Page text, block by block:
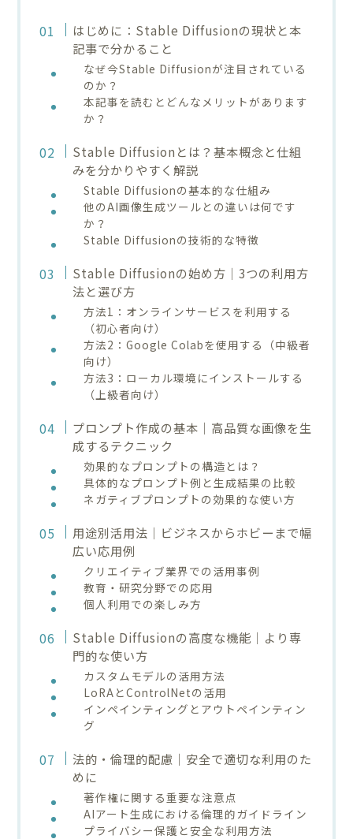
はじめに：Stable Diffusionの現状と本
記事で分かること
なぜ今Stable Diffusionが注目されている
のか？
本記事を読むとどんなメリットがあります
か？
Stable Diffusionとは？基本概念と仕組
みを分かりやすく解説
Stable Diffusionの基本的な仕組み
他のAI画像生成ツールとの違いは何です
か？
Stable Diffusionの技術的な特徴
Stable Diffusionの始め方｜3つの利用方
法と選び方
方法1：オンラインサービスを利用する
（初心者向け）
方法2：Google Colabを使用する（中級者
向け）
方法3：ローカル環境にインストールする
（上級者向け）
プロンプト作成の基本｜高品質な画像を生
成するテクニック
効果的なプロンプトの構造とは？
具体的なプロンプト例と生成結果の比較
ネガティブプロンプトの効果的な使い方
用途別活用法｜ビジネスからホビーまで幅
広い応用例
クリエイティブ業界での活用事例
教育・研究分野での応用
個人利用での楽しみ方
Stable Diffusionの高度な機能｜より専
門的な使い方
カスタムモデルの活用方法
LoRAとControlNetの活用
インペインティングとアウトペインティン
グ
法的・倫理的配慮｜安全で適切な利用のた
めに
著作権に関する重要な注意点
AIアート生成における倫理的ガイドライン
プライバシー保護と安全な利用方法